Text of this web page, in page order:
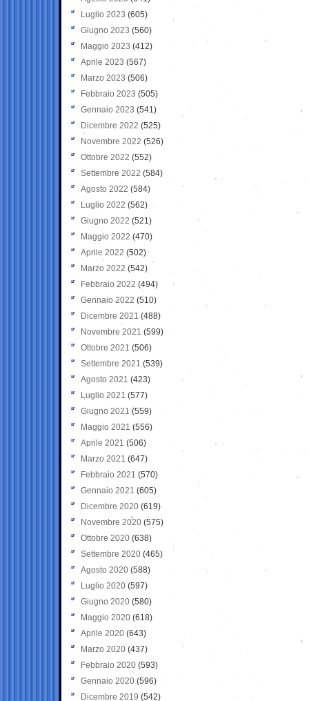
Luglio 2023 (605)
Giugno 2023 (560)
Maggio 2023 (412)
Aprile 2023 (567)
Marzo 2023 (506)
Febbraio 2023 (505)
Gennaio 2023 (541)
Dicembre 2022 (525)
Novembre 2022 (526)
Ottobre 2022 (552)
Settembre 2022 (584)
Agosto 2022 (584)
Luglio 2022 (562)
Giugno 2022 (521)
Maggio 2022 (470)
Aprile 2022 (502)
Marzo 2022 (542)
Febbraio 2022 (494)
Gennaio 2022 (510)
Dicembre 2021 (488)
Novembre 2021 (599)
Ottobre 2021 (506)
Settembre 2021 (539)
Agosto 2021 (423)
Luglio 2021 (577)
Giugno 2021(559)
Maggio 2021 (556)
Aprile 2021 (506)
Marzo 2021 (647)
Febbraio 2021 (570)
Gennaio 2021 (605)
Dicembre 2020 (619)
Novembre 2020 (575)
Ottobre 2020 (638)
Settembre 2020(465)
Agosto 2020 (588)
Luglio 2020 (597)
Giugno 2020 (580)
Maggio 2020 (618)
Aprile 2020 (643)
Marzo 2020 (437)
Febbraio 2020 (593)
Gennaio 2020 (596)
Dicembre 2019 (542)